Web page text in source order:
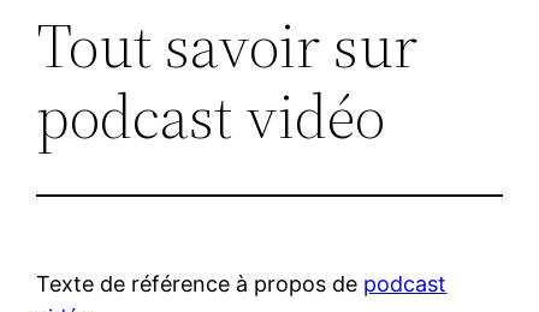
Tout savoir sur
podcast vidéo
Texte de référence à propos de podcast